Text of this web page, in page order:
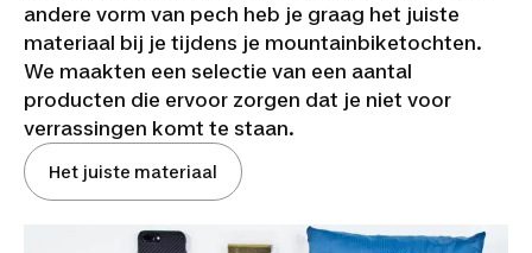
andere vorm van pech heb je graag het juiste
materiaal bij je tijdens je mountainbiketochten.
We maakten een selectie van een aantal
producten die ervoor zorgen dat je niet voor
verrassingen komt te staan.
Het juiste materiaal